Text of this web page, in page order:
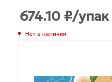
674.10 ₽/упак
Нет в наличии